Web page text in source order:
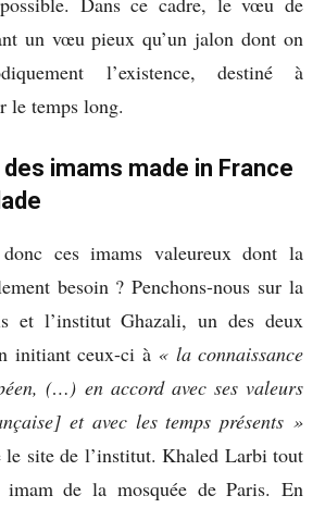
un vœu pieux qu’un jalon dont on
l’existence, destiné à
le temps long.
imams made in France
ces imams valeureux dont la
besoin ? Penchons-nous sur la
et l’institut Ghazali, un des deux
initiant ceux-ci à « la connaissance
(…) en accord avec ses valeurs
et avec les temps présents »
le site de l’institut. Khaled Larbi tout
imam de la mosquée de Paris. En